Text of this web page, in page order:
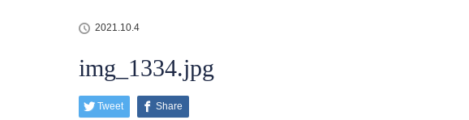
2021.10.4
img_1334.jpg
Tweet Share